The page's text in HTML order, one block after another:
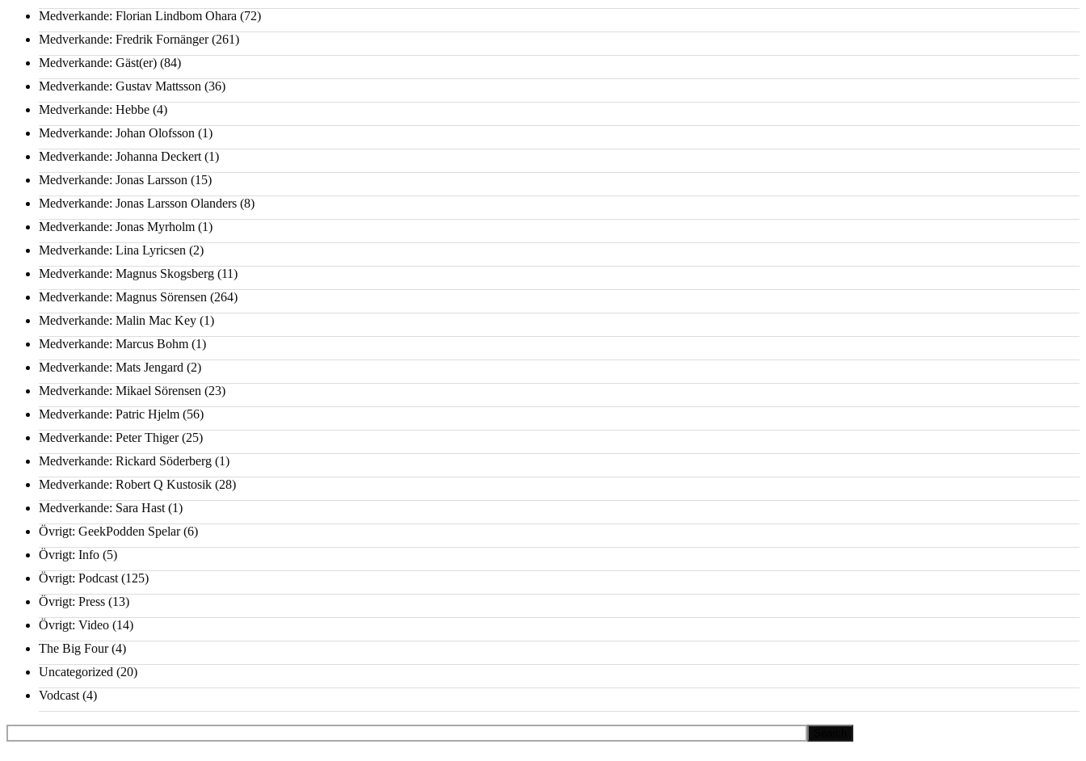
Medverkande: Florian Lindbom Ohara (72)
Medverkande: Fredrik Fornänger(261)
Medverkande: Gäst(er) (84)
Medverkande: Gustav Mattsson (36)
Medverkande: Hebbe (4)
Medverkande: Johan Olofsson (1)
Medverkande: Johanna Deckert (1)
Medverkande: Jonas Larsson (15)
Medverkande: Jonas Larsson Olanders (8)
Medverkande: Jonas Myrholm (1)
Medverkande: Lina Lyricsen (2)
Medverkande: Magnus Skogsberg (11)
Medverkande: Magnus Sörensen (264)
Medverkande: Malin Mac Key (1)
Medverkande: Marcus Bohm (1)
Medverkande: Mats Jengard (2)
Medverkande: Mikael Sörensen (23)
Medverkande: Patric Hjelm (56)
Medverkande: Peter Thiger(25)
Medverkande: Rickard Söderberg (1)
Medverkande: Robert Q Kustosik (28)
Medverkande: Sara Hast (1)
Övrigt: GeekPodden Spelar(6)
Övrigt: Info (5)
Övrigt: Podcast (125)
Övrigt: Press (13)
Övrigt: Video (14)
The Big Four(4)
Uncategorized (20)
Vodcast (4)